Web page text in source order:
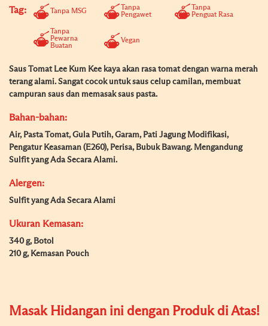
Tag: Tanpa MSG
Tanpa
Pengawet
Tanpa
Penguat Rasa
Tanpa
Pewarna
Buatan
Vegan
Saus Tomat Lee Kum Kee kaya akan rasa tomat dengan warna merah
terang alami. Sangat cocok untuk saus celup camilan, membuat
campuran saus dan memasak saus pasta.
Bahan-bahan:
Air, Pasta Tomat, Gula Putih, Garam, Pati Jagung Modifikasi,
Pengatur Keasaman (E260), Perisa, Bubuk Bawang. Mengandung
Sulfit yang Ada Secara Alami.
Alergen:
Sulfit yang Ada Secara Alami
Ukuran Kemasan:
340 g, Botol
210 g, Kemasan Pouch
Masak Hidangan ini dengan Produk di Atas!